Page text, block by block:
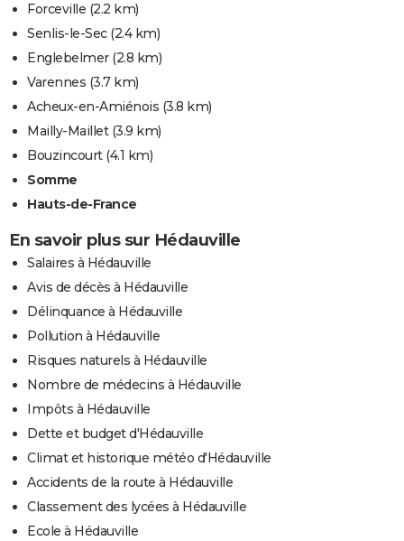
Forceville (2.2 km)
Senlis-le-Sec(2.4 km)
Englebelmer(2.8 km)
Varennes (3.7 km)
Acheux-en-Amiénois (3.8 km)
Mailly-Maillet(3.9 km)
Bouzincourt(4.1 km)
Somme
Hauts-de-France
En savoir plus sur Hédauville
Salaires à Hédauville
Avis de décès à Hédauville
Délinquance à Hédauville
Pollution à Hédauville
Risques naturels à Hédauville
Nombre de médecins à Hédauville
Impôts à Hédauville
Dette et budget d'Hédauville
Climat et historique météo d'Hédauville
Accidents de la route à Hédauville
Classement des lycées à Hédauville
Ecole à Hédauville